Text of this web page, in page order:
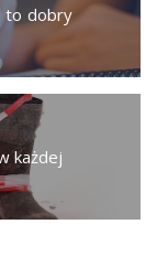
to dobry
każdej